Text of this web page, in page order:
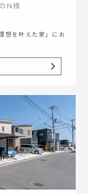
N様
想を叶えた家」にお